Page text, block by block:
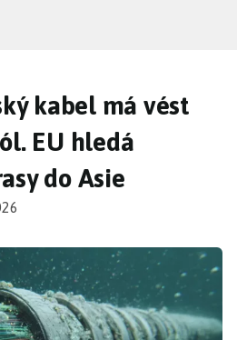
kabel má vést
EU hledá
do Asie